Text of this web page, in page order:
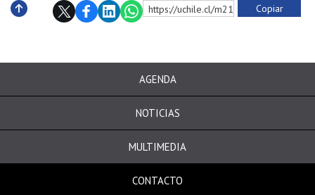
https://uchile.cl/m216208 Copiar
AGENDA
NOTICIAS
MULTIMEDIA
CONTACTO